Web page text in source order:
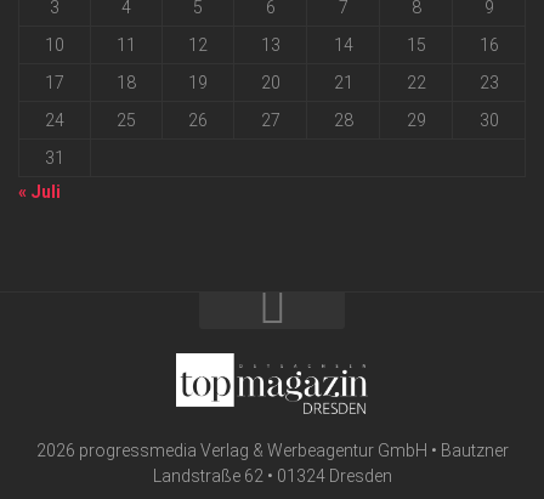
3
4 5 6 7 8
9
10
11 12 13 14 15
16
17
18 19 20 21 22
23
24
25 26 27 28 29
30
31
« Juli
2026 progressmedia Verlag & Werbeagentur GmbH • Bautzner
Landstraße 62 • 01324 Dresden